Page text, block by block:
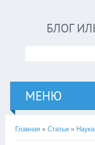
БЛОГ
МЕНЮ
Главная » Статьи »